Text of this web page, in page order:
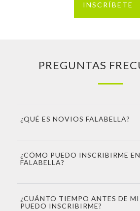
INSCRÍBETE
PREGUNTAS
¿QUÉ ES NOVIOS FALABELLA?
¿CÓMO PUEDO INSCRIBIRME
FALABELLA?
¿CUÁNTO TIEMPO ANTES DE
PUEDO INSCRIBIRME?